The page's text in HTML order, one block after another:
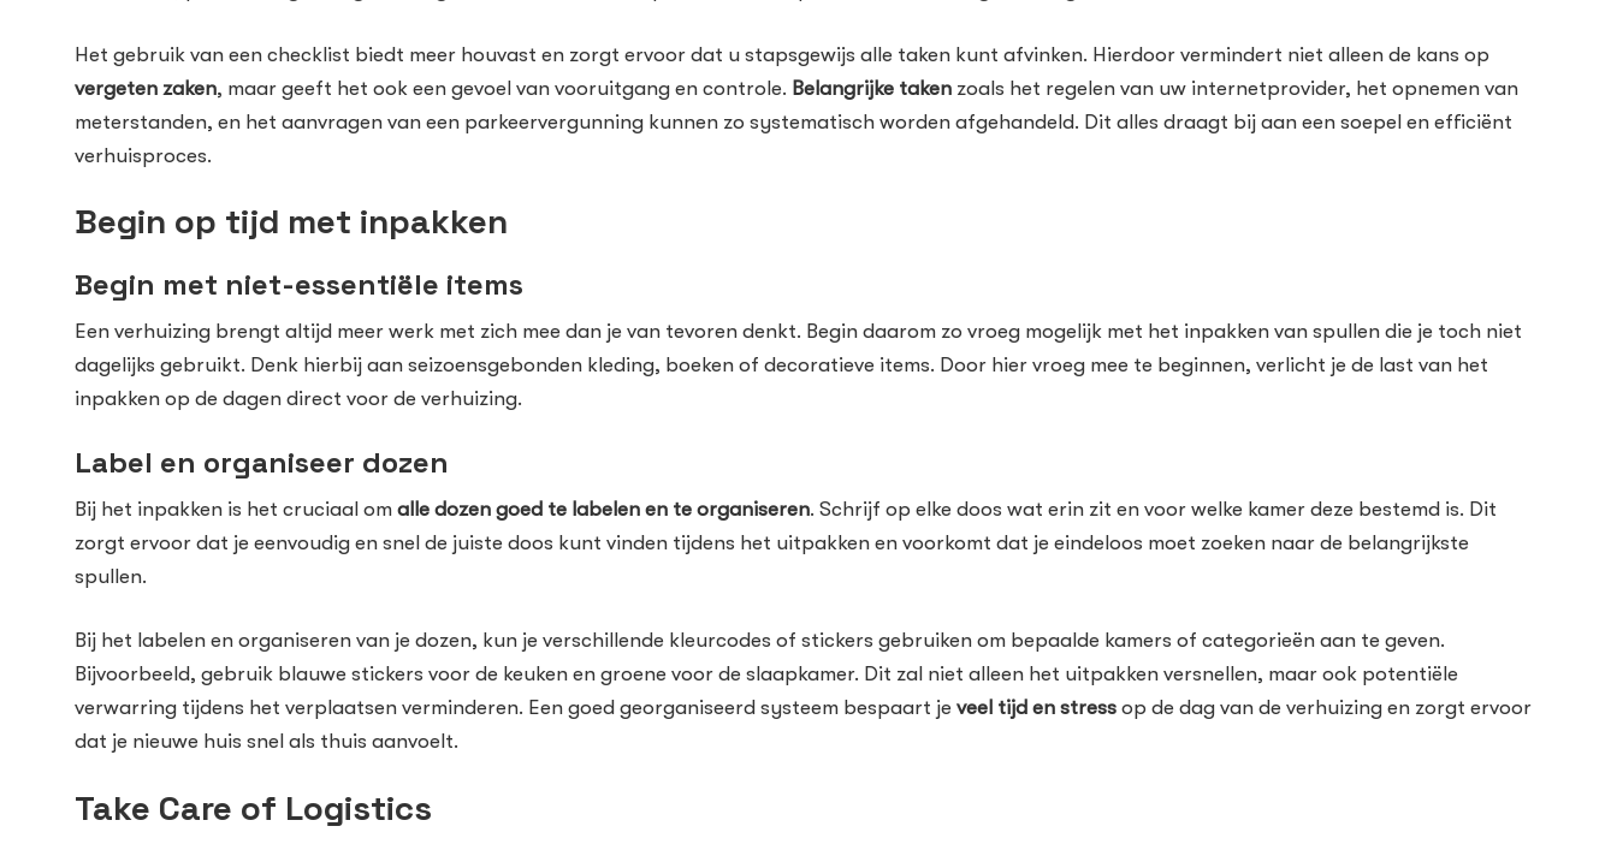
Het gebruik van een checklist biedt meer houvast en zorgt ervoor dat u stapsgewijs alle taken kunt afvinken. Hierdoor vermindert niet alleen de kans op
vergeten zaken, maar geeft het ook een gevoel van vooruitgang en controle. Belangrijke taken zoals het regelen van uw internetprovider, het opnemen van
meterstanden, en het aanvragen van een parkeervergunning kunnen zo systematisch worden afgehandeld. Dit alles draagt bij aan een soepel en efficiënt
verhuisproces.
Begin op tijd met inpakken
Begin met niet-essentiële items
Een verhuizing brengt altijd meer werk met zich mee dan je van tevoren denkt. Begin daarom zo vroeg mogelijk met het inpakken van spullen die je toch niet
dagelijks gebruikt. Denk hierbij aan seizoensgebonden kleding, boeken of decoratieve items. Door hier vroeg mee te beginnen, verlicht je de last van het
inpakken op de dagen direct voor de verhuizing.
Label en organiseer dozen
Bij het inpakken is het cruciaal om alle dozen goed te labelen en te organiseren. Schrijf op elke doos wat erin zit en voor welke kamer deze bestemd is. Dit
zorgt ervoor dat je eenvoudig en snel de juiste doos kunt vinden tijdens het uitpakken en voorkomt dat je eindeloos moet zoeken naar de belangrijkste
spullen.
Bij het labelen en organiseren van je dozen, kun je verschillende kleurcodes of stickers gebruiken om bepaalde kamers of categorieën aan te geven.
Bijvoorbeeld, gebruik blauwe stickers voor de keuken en groene voor de slaapkamer. Dit zal niet alleen het uitpakken versnellen, maar ook potentiële
verwarring tijdens het verplaatsen verminderen. Een goed georganiseerd systeem bespaart je veel tijd en stress op de dag van de verhuizing en zorgt ervoor
dat je nieuwe huis snel als thuis aanvoelt.
Take Care of Logistics